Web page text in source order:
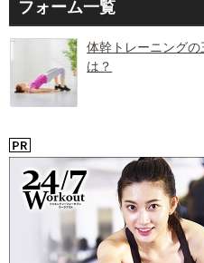
フォーム一覧
体幹トレーニング
は？